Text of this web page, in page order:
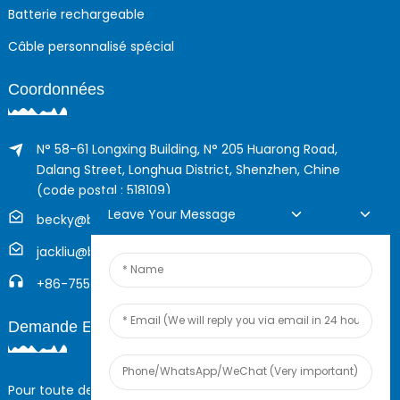
Batterie rechargeable
Câble personnalisé spécial
Coordonnées
N° 58-61 Longxing Building, N° 205 Huarong Road,
Dalang Street, Longhua District, Shenzhen, Chine
(code postal : 518109)
becky@boyingcable.com
jackliu@boyingcable.com
+86-755-21014277
Demande En Ligne
Pour toute demande de renseignements sur nos produits ou
Leave Your Message